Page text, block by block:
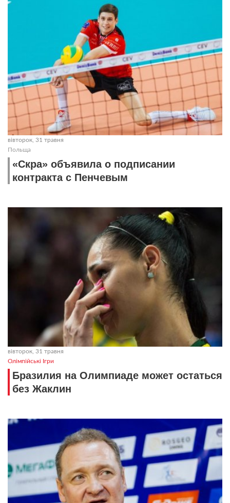
вівторок, 31 травня
Польща
«Скра» объявила о подписании
контракта с Пенчевым
вівторок, 31 травня
Олімпійські Ігри
Бразилия на Олимпиаде может остаться
без Жаклин